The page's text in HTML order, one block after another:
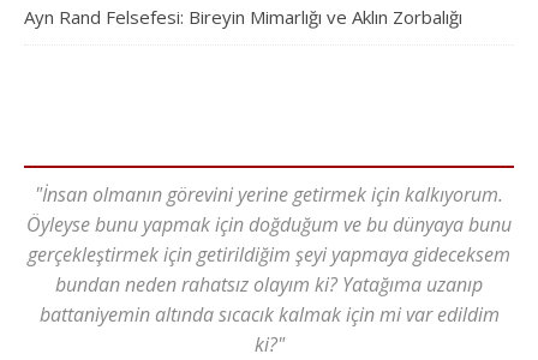
Ayn Rand Felsefesi: Bireyin Mimarlığı ve Aklın Zorbalığı
"İnsan olmanın görevini yerine getirmek için kalkıyorum.
Öyleyse bunu yapmak için doğduğum ve bu dünyaya bunu
gerçekleştirmek için getirildiğim şeyi yapmaya gideceksem
bundan neden rahatsız olayım ki? Yatağıma uzanıp
battaniyemin altında sıcacık kalmak için mi var edildim
ki?"